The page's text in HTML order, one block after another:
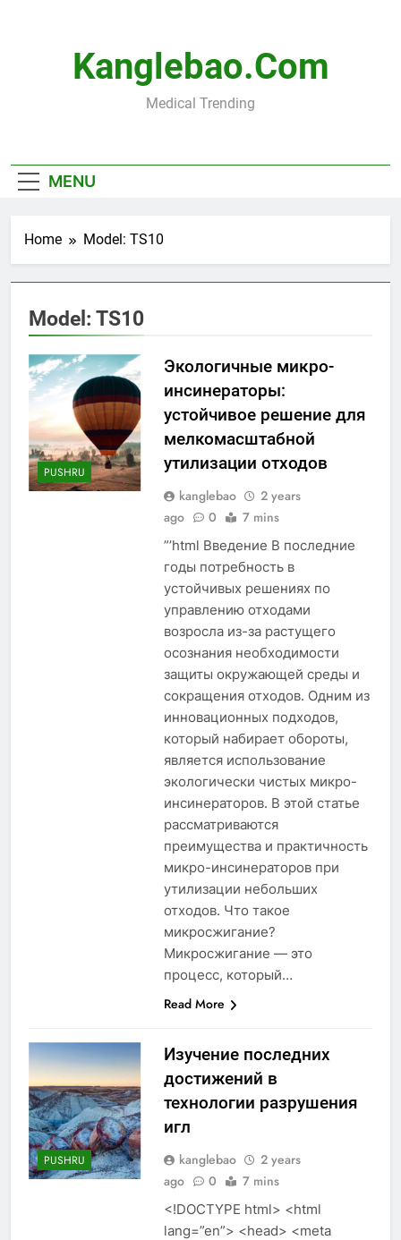
Kanglebao.com
Medical Trending
MENU
Home Model: TS10
Model: TS10
PUSHRU
Экологичные микро-
инсинераторы:
устойчивое решение для
мелкомасштабной
утилизации отходов
kanglebao
2 years
ago
0 7 mins
”’html Введение В последние
годы потребность в
устойчивых решениях по
управлению отходами
возросла из-за растущего
осознания необходимости
защиты окружающей среды и
сокращения отходов. Одним из
инновационных подходов,
который набирает обороты,
является использование
экологически чистых микро-
инсинераторов. В этой статье
рассматриваются
преимущества и практичность
микро-инсинераторов при
утилизации небольших
отходов. Что такое
микросжигание?
Микросжигание — это
процесс, который…
Read More
PUSHRU
Изучение последних
достижений в
технологии разрушения
игл
kanglebao
2 years
ago
0 7 mins
<!DOCTYPE html> <html
lang=”en”> <head> <meta